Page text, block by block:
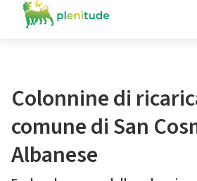
Colonnine di
comune di San
Albanese